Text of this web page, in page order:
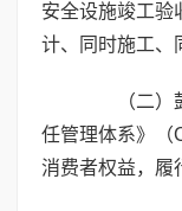
安全设施竣工验
计、同时施工、
（二）鼓
任管理体系》（
消费者权益，履